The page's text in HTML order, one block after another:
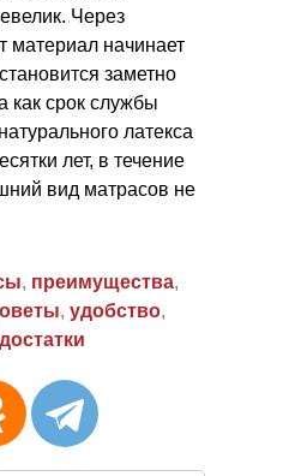
Через
материал начинает
заметно
как срок службы
латекса
лет, в течение
вид матрасов не
, преимущества,
, удобство,